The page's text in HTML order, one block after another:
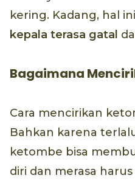
kering. Kadang, hal
kepala terasa gatal
Bagaimana
Cara mencirikan
Bahkan karena
ketombe bisa
diri dan merasa